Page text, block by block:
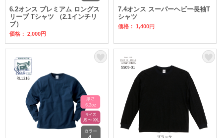
6.2オンス プレミアム ロングス
リーブ Tシャツ （2.1インチリ
ブ）
価格： 2,000円
7.4オンス スーパーヘビー長袖T
シャツ
価格： 1,400円